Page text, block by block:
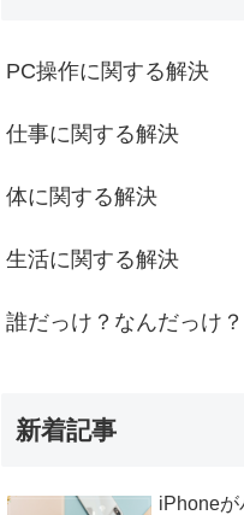
PC操作に関する解決
仕事に関する解決
体に関する解決
生活に関する解決
誰だっけ？なんだっけ？
新着記事
iPhoneが